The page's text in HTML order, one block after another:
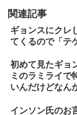
関連記事
ギョンスにクレ
てくるので「テ
初めて見たギョ
ミのラミライで
いんだけどなん
インソン氏のお